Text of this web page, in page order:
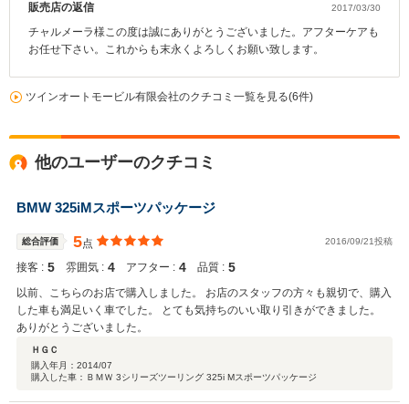
販売店の返信 2017/03/30
チャルメーラ様この度は誠にありがとうございました。アフターケアも
お任せ下さい。これからも末永くよろしくお願い致します。
ツインオートモービル有限会社のクチコミ一覧を見る(6件)
他のユーザーのクチコミ
BMW 325iMスポーツパッケージ
総合評価 5点 2016/09/21投稿
接客 : 5 雰囲気 : 4 アフター : 4 品質 : 5
以前、こちらのお店で購入しました。 お店のスタッフの方々も親切で、購入
した車も満足いく車でした。 とても気持ちのいい取り引きができました。
ありがとうございました。
ＨＧＣ
購入年月： 2014/07
購入した車：ＢＭＷ 3シリーズツーリング 325i Mスポーツパッケージ